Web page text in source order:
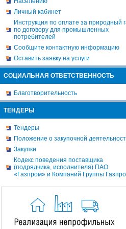
Личный кабинет
Инструкция по оплате за природный
по договору для промышленных
потребителей
Сообщите контактную информацию
Оставить заявку на услуги
СОЦИАЛЬНАЯ ОТВЕТСТВЕННОСТЬ
Благотворительность
ТЕНДЕРЫ
Тендеры
Положение о закупочной
Закупки
Кодекс поведения поставщика
(подрядчика, исполнителя) ПАО
«Газпром» и Компаний Группы